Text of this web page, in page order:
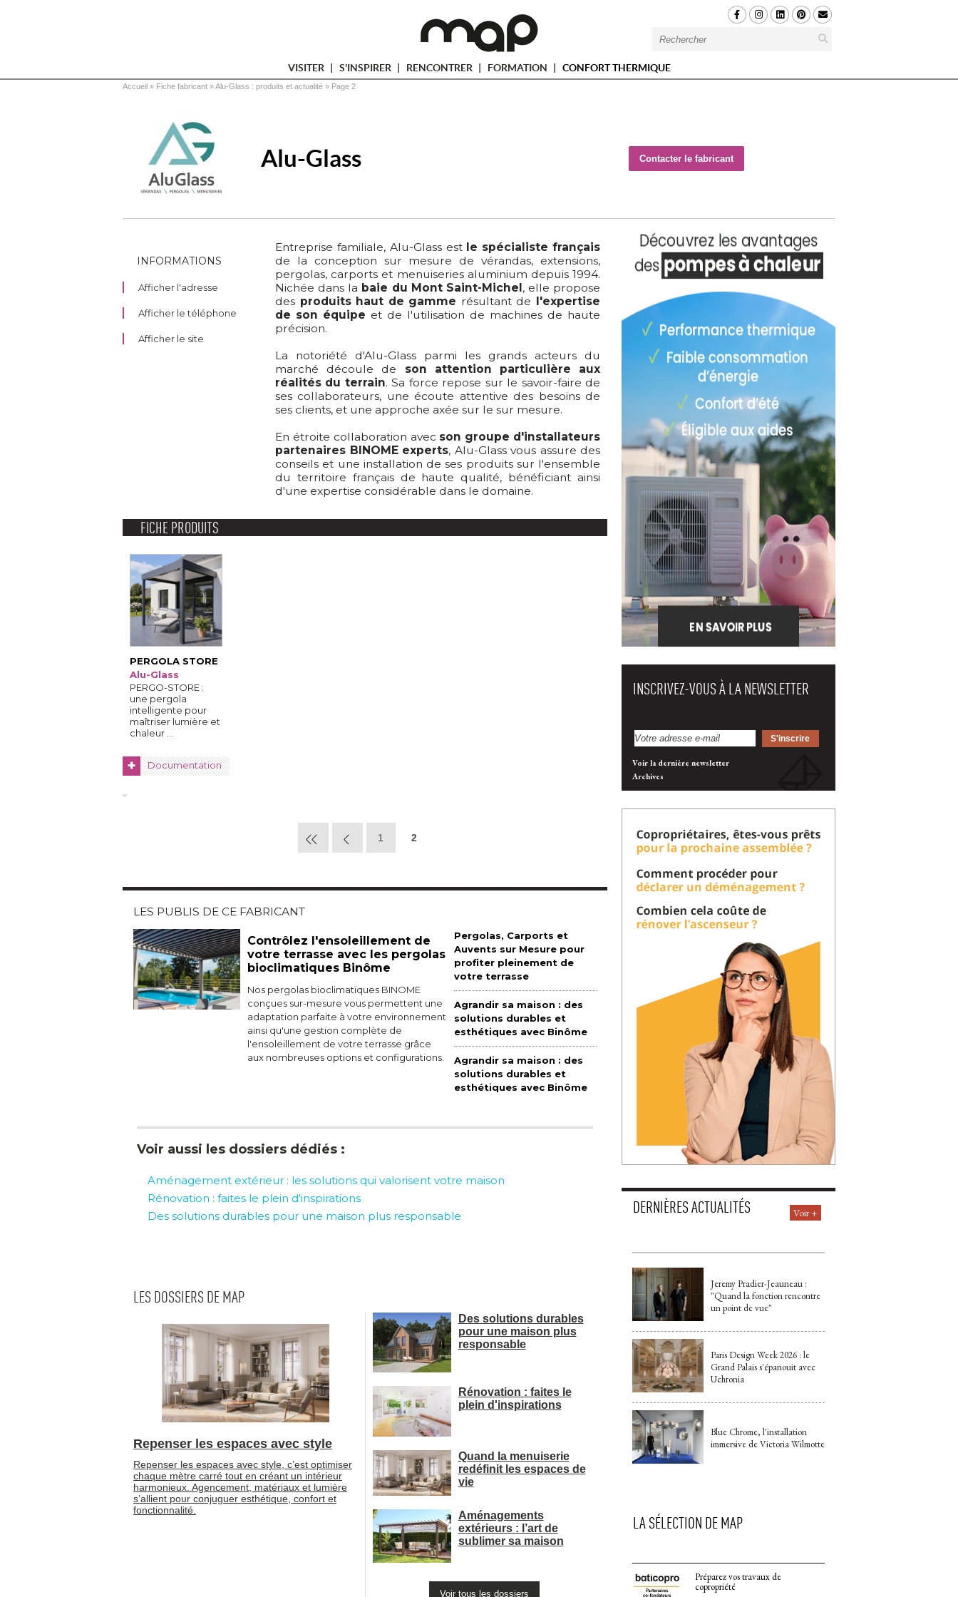
VISITER S'INSPIRER RENCONTRER FORMATION CONFORT THERMIQUE
Vous êtes ici
Accueil » Fiche fabricant » Alu-Glass : produits et actualité » Page 2
Alu-Glass Contacter le fabricant
INFORMATIONS
Afficher l'adresse
Afficher le téléphone
Afficher le site
Entreprise familiale, Alu-Glass est le spécialiste français
de la conception sur mesure de vérandas, extensions,
pergolas, carports et menuiseries aluminium depuis 1994.
Nichée dans la baie du Mont Saint-Michel, elle propose
des produits haut de gamme résultant de l'expertise
de son équipe et de l'utilisation de machines de haute
précision.
La notoriété d'Alu-Glass parmi les grands acteurs du
marché découle de son attention particulière aux
réalités du terrain. Sa force repose sur le savoir-faire de
ses collaborateurs, une écoute attentive des besoins de
ses clients, et une approche axée sur le sur mesure.
En étroite collaboration avec son groupe d'installateurs
partenaires BINOME experts, Alu-Glass vous assure des
conseils et une installation de ses produits sur l'ensemble
du territoire français de haute qualité, bénéficiant ainsi
d'une expertise considérable dans le domaine.
FICHE PRODUITS
PERGOLA STORE
Alu-Glass
PERGO-STORE :
une pergola
intelligente pour
maîtriser lumière et
chaleur ...
+ Documentation
1 2
LES PUBLIS DE CE FABRICANT
Contrôlez l'ensoleillement de
votre terrasse avec les pergolas
bioclimatiques Binôme
Nos pergolas bioclimatiques BINOME
conçues sur-mesure vous permettent une
adaptation parfaite à votre environnement
ainsi qu'une gestion complète de
l'ensoleillement de votre terrasse grâce
aux nombreuses options et configurations.
Pergolas, Carports et
Auvents sur Mesure pour
profiter pleinement de
votre terrasse
Agrandir sa maison : des
solutions durables et
esthétiques avec Binôme
Agrandir sa maison : des
solutions durables et
esthétiques avec Binôme
Voir aussi les dossiers dédiés :
Aménagement extérieur : les solutions qui valorisent votre maison
Rénovation : faites le plein d'inspirations
Des solutions durables pour une maison plus responsable
LES DOSSIERS DE MAP
Repenser les espaces avec style
Repenser les espaces avec style, c’est optimiser
chaque mètre carré tout en créant un intérieur
harmonieux. Agencement, matériaux et lumière
s’allient pour conjuguer esthétique, confort et
fonctionnalité.
Des solutions durables
pour une maison plus
responsable
Rénovation : faites le
plein d'inspirations
Quand la menuiserie
redéfinit les espaces de
vie
Aménagements
extérieurs : l’art de
sublimer sa maison
Voir tous les dossiers
INSCRIVEZ-VOUS À LA NEWSLETTER
Voir la dernière newsletter
Archives
DERNIÈRES ACTUALITÉS Voir +
Jeremy Pradier-Jeauneau :
"Quand la fonction rencontre
un point de vue"
Paris Design Week 2026 : le
Grand Palais s'épanouit avec
Uchronia
Blue Chrome, l'installation
immersive de Victoria Wilmotte
LA SÉLECTION DE MAP
Préparez vos travaux de
copropriété